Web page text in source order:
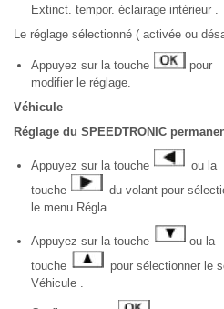
Extinct. tempor. éclairage intérieur .
Le réglage sélectionné ( activée ou
Appuyez sur la touche
pour
modifier le réglage.
Véhicule
Réglage du SPEEDTRONIC
Appuyez sur la touche
ou la
touche
du volant pour
le menu Régla .
Appuyez sur la touche
ou la
touche
pour sélectionner le
Véhicule .